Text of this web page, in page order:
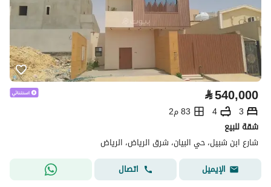
⃁540,000
3
4
83 م2
شقة للبيع
شارع ابن شبيل، حي البيان، شرق الرياض، الرياض
الإيميل
اتصال